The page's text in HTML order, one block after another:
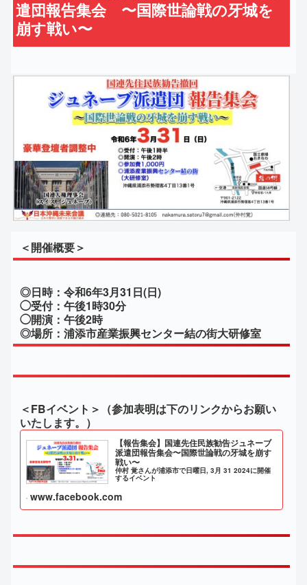
遣団報告集会 〜国際世論戦の牙城を
崩す戦い〜
＜開催概要＞
◎日時：令和6年3月31日(日)
◯受付：午後1時30分
◯開演：午後2時
◎場所：浦添市産業振興センター結の街大研修室
＜FBイベント＞（参加表明は下のリンクからお願い
いたします。）
【報告集会】国連先住民族勧告ジュネーブ
派遣団報告集会〜国際世論戦の牙城を崩す
戦い〜
仲村 覚さんが浦添市で日曜日, 3月 31 2024に開催
するイベント
www.facebook.com